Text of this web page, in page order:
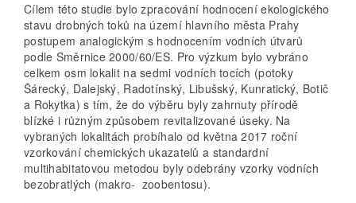
Cílem této studie bylo zpracování hodnocení ekologického
stavu drobných toků na území hlavního města Prahy
postupem analogickým s hodnocením vodních útvarů
podle Směrnice 2000/60/ES. Pro výzkum bylo vybráno
celkem osm lokalit na sedmi vodních tocích (potoky
Šárecký, Dalejský, Radotínský, Libušský, Kunratický, Botič
a Rokytka) s tím, že do výběru byly zahrnuty přírodě
blízké i různým způsobem revitalizované úseky. Na
vybraných lokalitách probíhalo od května 2017 roční
vzorkování chemických ukazatelů a standardní
multihabitatovou metodou byly odebrány vzorky vodních
bezobratlých (makro- zoobentosu).